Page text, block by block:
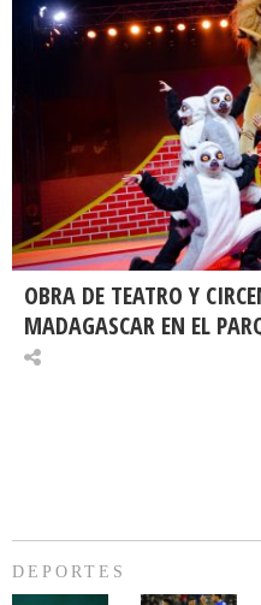
OBRA DE TEATRO Y
MADAGASCAR EN EL
DEPORTES